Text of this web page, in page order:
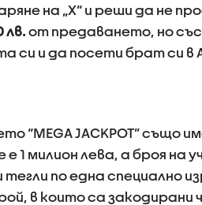
на „Х“ и реши да не
лв.от предаването, но
си и да посети брат си в
“MEGA JACKPOT” също
1 милион лева, а броя на
по една специално
в които са закодирани